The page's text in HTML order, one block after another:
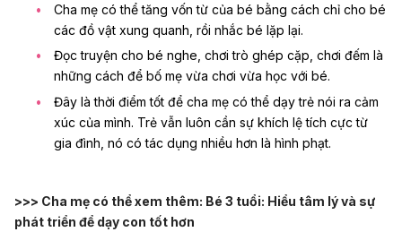
Cha mẹ có thể tăng vốn từ của bé bằng cách chỉ cho bé
các đồ vật xung quanh, rồi nhắc bé lặp lại.
Đọc truyện cho bé nghe, chơi trò ghép cặp, chơi đếm là
những cách để bố mẹ vừa chơi vừa học với bé.
Đây là thời điểm tốt để cha mẹ có thể dạy trẻ nói ra cảm
xúc của mình. Trẻ vẫn luôn cần sự khích lệ tích cực từ
gia đình, nó có tác dụng nhiều hơn là hình phạt.
>>> Cha mẹ có thể xem thêm: Bé 3 tuổi: Hiểu tâm lý và sự
phát triển để dạy con tốt hơn